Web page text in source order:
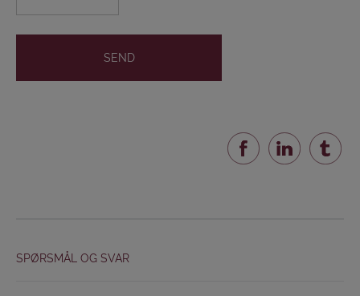
SEND
SPØRSMÅL OG SVAR